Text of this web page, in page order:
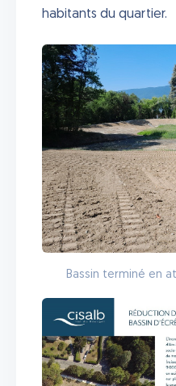
habitants du quartier.
Bassin terminé en